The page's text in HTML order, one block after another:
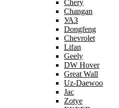
Chery
Changan
УАЗ
Dongfeng
Chevrolet
Lifan
Geely
DW Hover
Great Wall
Uz-Daewoo
Jac
Zotye